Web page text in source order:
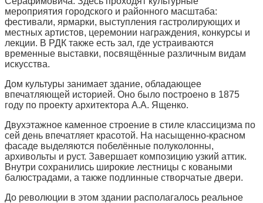
мероприятия городского и районного масштаба:
фестивали, ярмарки, выступления гастролирующих и
местных артистов, церемонии награждения, конкурсы и
лекции. В РДК также есть зал, где устраиваются
временные выставки, посвящённые различным видам
искусства.
Дом культуры занимает здание, обладающее
впечатляющей историей. Оно было построено в 1875
году по проекту архитектора А.А. Ященко.
Двухэтажное каменное строение в стиле классицизма по
сей день впечатляет красотой. На насыщенно-красном
фасаде выделяются побелённые полуколонны,
архивольты и руст. Завершает композицию узкий аттик.
Внутри сохранились широкие лестницы с коваными
балюстрадами, а также подлинные створчатые двери.
До революции в этом здании располагалось реальное